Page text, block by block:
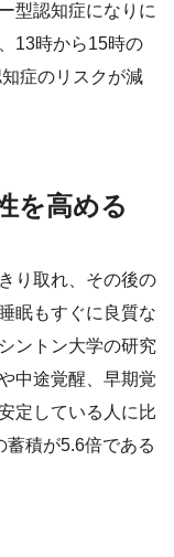
型認知症になりに
13時から15時の
症のリスクが減
を高める
り取れ、その後の
眠もすぐに良質な
ントン大学の研究
中途覚醒、早期覚
定している人に比
積が5.6倍である